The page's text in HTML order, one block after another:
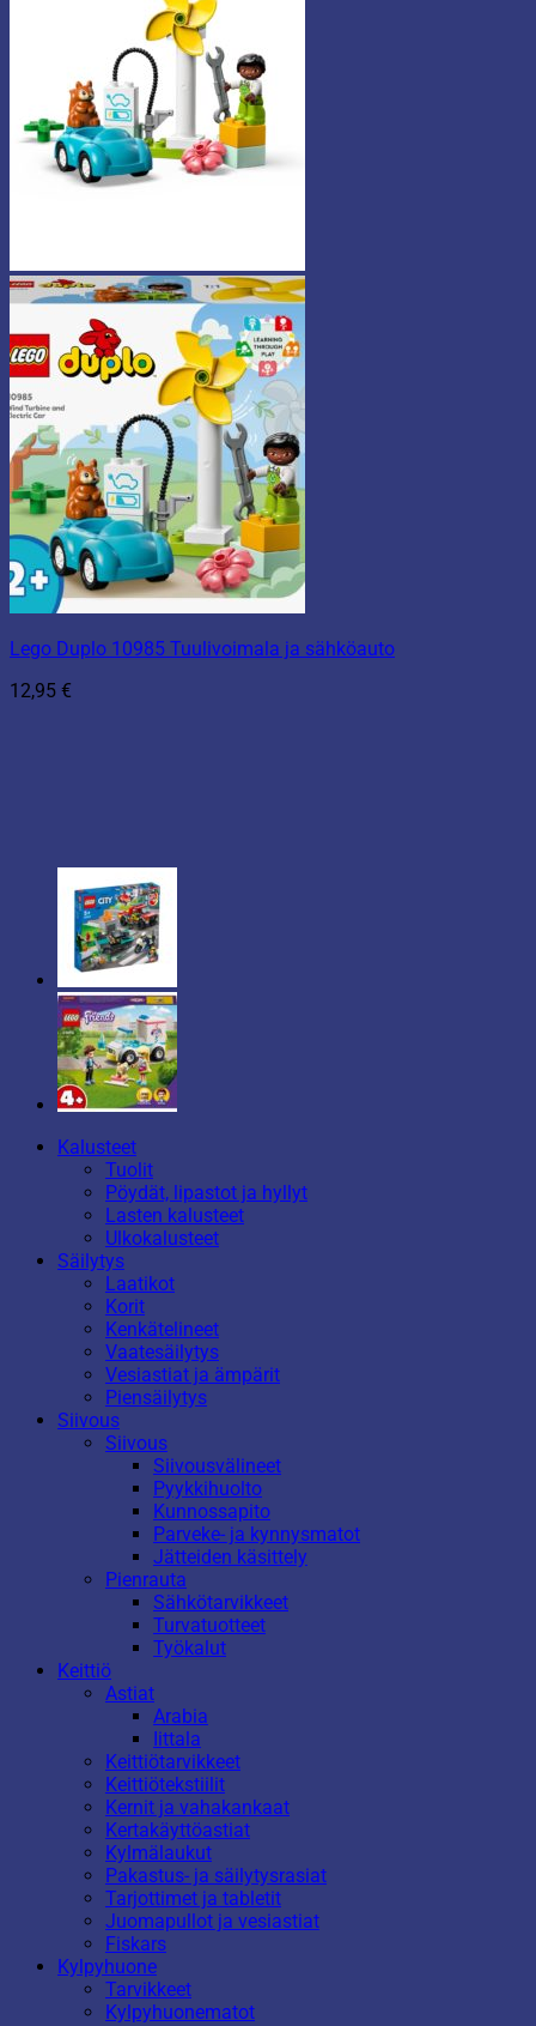
Lego Duplo 10985 Tuulivoimala ja sähköauto
12,95 €
Kalusteet
Tuolit
Pöydät, lipastot ja hyllyt
Lasten kalusteet
Ulkokalusteet
Säilytys
Laatikot
Korit
Kenkätelineet
Vaatesäilytys
Vesiastiat ja ämpärit
Piensäilytys
Siivous
Siivous
Siivousvälineet
Pyykkihuolto
Kunnossapito
Parveke- ja kynnysmatot
Jätteiden käsittely
Pienrauta
Sähkötarvikkeet
Turvatuotteet
Työkalut
Keittiö
Astiat
Arabia
Iittala
Keittiötarvikkeet
Keittiötekstiilit
Kernit ja vahakankaat
Kertakäyttöastiat
Kylmälaukut
Pakastus- ja säilytysrasiat
Tarjottimet ja tabletit
Juomapullot ja vesiastiat
Fiskars
Kylpyhuone
Tarvikkeet
Kylpyhuonematot